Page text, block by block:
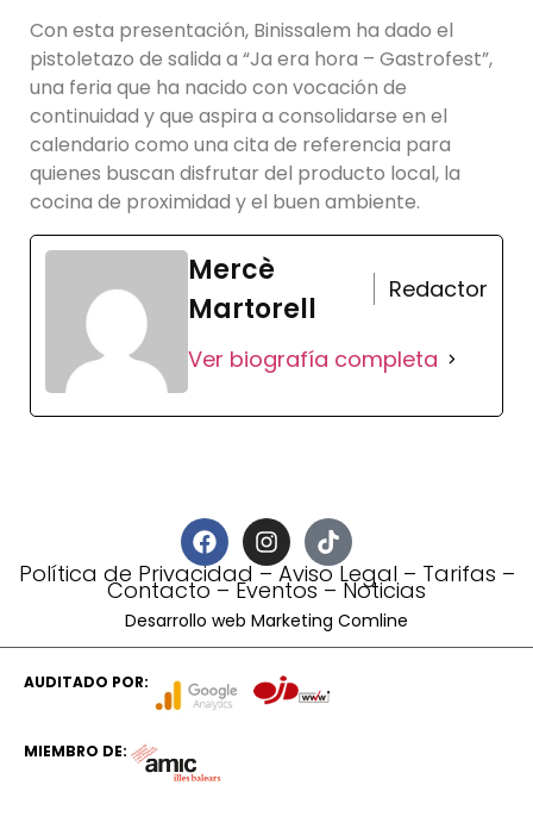
Con esta presentación, Binissalem ha dado el
pistoletazo de salida a “Ja era hora – Gastrofest”,
una feria que ha nacido con vocación de
continuidad y que aspira a consolidarse en el
calendario como una cita de referencia para
quienes buscan disfrutar del producto local, la
cocina de proximidad y el buen ambiente.
Mercè
Martorell
Redactor
Ver biografía completa
Política de Privacidad–Aviso Legal – Tarifas –
Contacto–Eventos–Noticias
Desarrollo web Marketing Comline
AUDITADO POR:
MIEMBRO DE: